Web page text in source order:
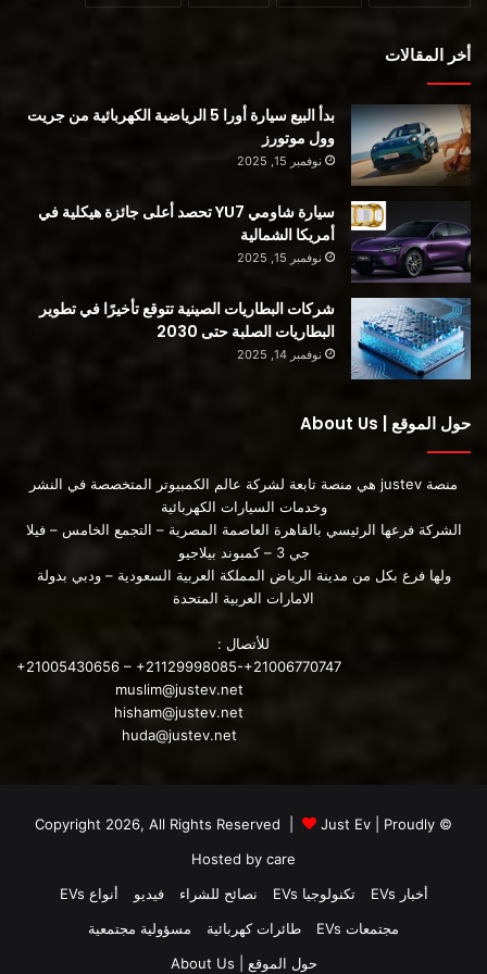
325.000 عملية تسليم من يناير إلى مارس ، أكثر من معظم
المحللين.
كتب جوناس: “بالنظر إلى ضغوط سلسلة التوريد غير العادية
للإعجاب ، ولكن في أذهاننا ، من الصعب نقل المخزون من هنا”. .
خلافًا لذلك ، ستكون تسلا في وضع جيد للنمو بشكل ملحوظ خلال
الربع الحالي حيث إنها تكثف من عمليات الإنتاج في مصنعها الجديد
وتيرة أفتتاح مصنعها الجديد في Texas.
مشكلة أخرى هي أن مصنع تسلا في برلين يعتمد أيضًا على الإمدادات
من Gigafactory Shanghai والموردين الآخرين في الصين ، والذين
أخر المقالات
بدأ البيع سيارة أورا 5 الرياضية الكهربائية من جريت
وول موتورز
نوفمبر 15, 2025
سيارة شاومي YU7 تحصد أعلى جائزة هيكلية في
أمريكا الشمالية
نوفمبر 15, 2025
شركات البطاريات الصينية تتوقع تأخيرًا في تطوير
البطاريات الصلبة حتى 2030
نوفمبر 14, 2025
حول الموقع | About Us
منصة justev هي منصة تابعة لشركة عالم الكمبيوتر المتخصصة في النشر
وخدمات السيارات الكهربائية
الشركة فرعها الرئيسي بالقاهرة العاصمة المصرية – التجمع الخامس – فيلا
جي 3 – كمبوند بيلاجيو
ولها فرع بكل من مدينة الرياض المملكة العربية السعودية – ودبي بدولة
الامارات العربية المتحدة
للأتصال :
+21005430656 – +21129998085-+21006770747
muslim@justev.net
hisham@justev.net
huda@justev.net
© Copyright 2026, All Rights Reserved |
Just Ev | Proudly
Hosted by care
أخبار EVs
تكنولوجيا EVs نصائح للشراء فيديو
أنواع EVs
مجتمعات EVs
طائرات كهربائية
مسؤولية مجتمعية
حول الموقع | About Us